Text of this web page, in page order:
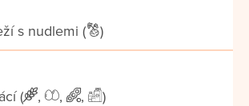
s nudlemi (
)
( , , , )